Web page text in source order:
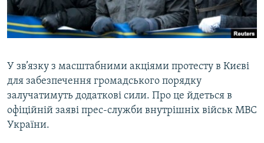
ВІДЕОУРОКИ «ELIFBE»
СВІДЧЕННЯ ОКУПАЦІЇ
ІНФОГРАФІКА
Русский
Qırımtatar
ДОЛУЧАЙСЯ!
Усі сайти RFE/RL
У зв’язку з масштабними акціями протесту в Києві
для забезпечення громадського порядку
залучатимуть додаткові сили. Про це йдеться в
офіційній заяві прес-служби внутрішніх військ МВС
України.